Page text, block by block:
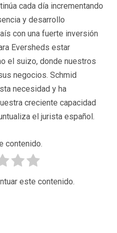
cada día incrementando
y desarrollo
con una fuerte inversión
Eversheds estar
el suizo, donde nuestros
negocios. Schmid
necesidad y ha
creciente capacidad
el jurista español.
contenido.
este contenido.